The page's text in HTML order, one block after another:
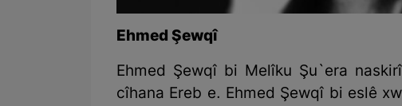
Ehmed Şewqî
Ehmed Şewqî bi Melîku Şu`era
cîhana Ereb e. Ehmed Şewqî bi eslê